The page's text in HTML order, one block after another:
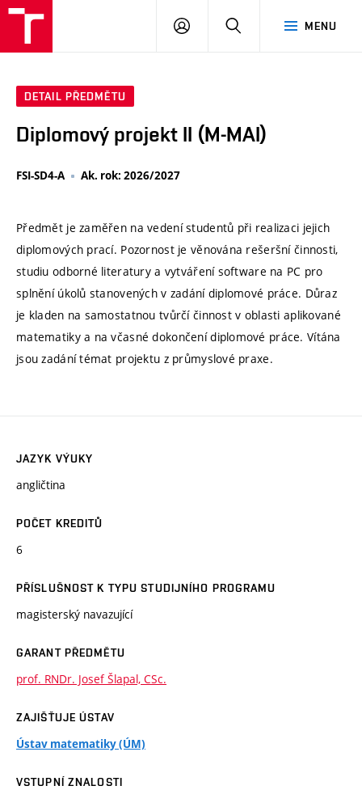
MENU
PŘIHLÁSIT
DETAIL PŘEDMĚTU
Diplomový projekt II (M-MAI)
FSI-SD4-A Ak. rok: 2026/2027
Předmět je zaměřen na vedení studentů při realizaci jejich
diplomových prací. Pozornost je věnována rešeršní činnosti,
studiu odborné literatury a vytváření software na PC pro
splnění úkolů stanovených v zadání diplomové práce. Důraz
je kladen na samostatnou tvůrčí činnost v oblasti aplikované
matematiky a na včasné dokončení diplomové práce. Vítána
jsou zadání témat projektu z průmyslové praxe.
JAZYK VÝUKY
angličtina
POČET KREDITŮ
6
PŘÍSLUŠNOST K TYPU STUDIJNÍHO PROGRAMU
magisterský navazující
GARANT PŘEDMĚTU
prof. RNDr. Josef Šlapal, CSc.
ZAJIŠŤUJE ÚSTAV
Ústav matematiky (ÚM)
VSTUPNÍ ZNALOSTI